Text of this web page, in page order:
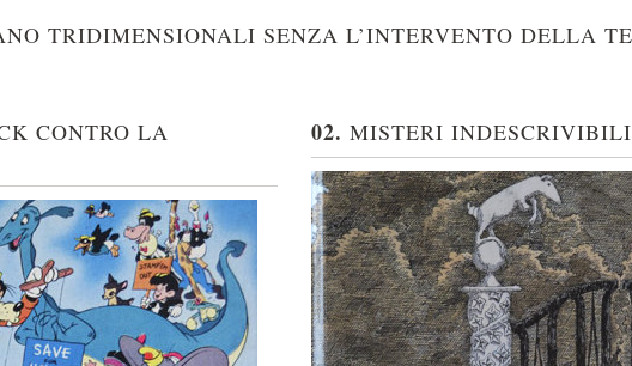
TRIDIMENSIONALI SENZA L’INTERVENTO DELLA
CONTRO LA
02. MISTERI INDESCRIVIBILI